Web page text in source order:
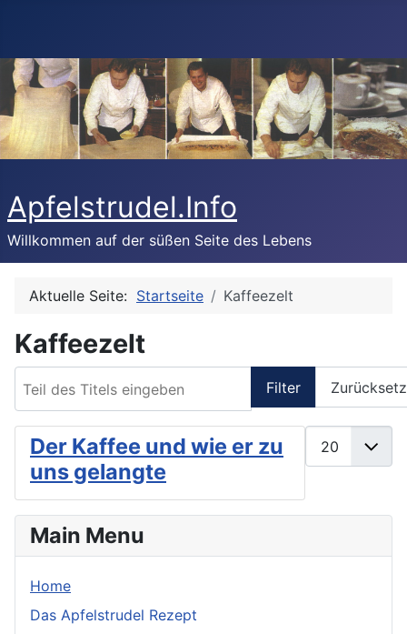
Apfelstrudel.Info
Willkommen auf der süßen Seite des Lebens
Aktuelle Seite: Startseite Kaffeezelt
Kaffeezelt
Filter
Der Kaffee und wie er zu
uns gelangte
Main Menu
Home
Das Apfelstrudel Rezept